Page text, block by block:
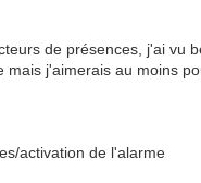
de présences, j'ai vu
j'aimerais au moins
activation de l'alarme